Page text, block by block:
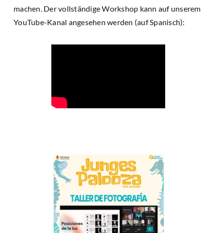
machen. Der vollständige Workshop kann auf unserem
YouTube-Kanal angesehen werden (auf Spanisch):